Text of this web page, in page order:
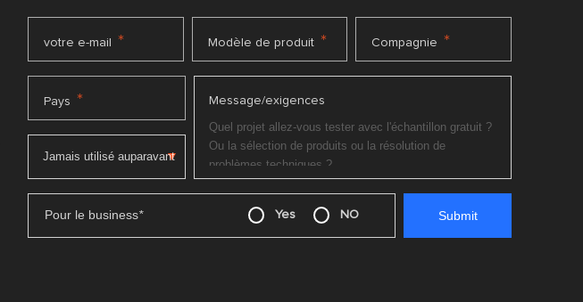
votre e-mail * Modèle de produit * Compagnie *
Pays * Message/exigences
Pour le business* Yes NO